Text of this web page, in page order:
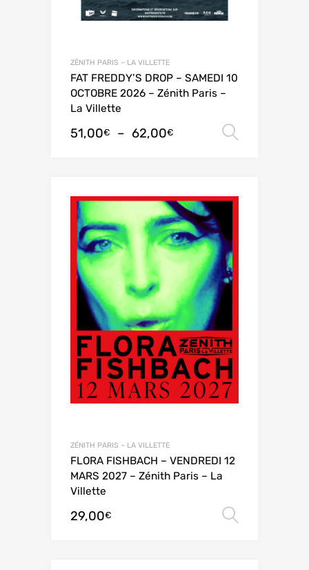
ZÉNITH PARIS – LA VILLETTE
FAT FREDDY’S DROP – SAMEDI 10
OCTOBRE 2026 – Zénith Paris –
La Villette
51,00€ – 62,00€
ZÉNITH PARIS – LA VILLETTE
FLORA FISHBACH – VENDREDI 12
MARS 2027 – Zénith Paris – La
Villette
29,00€